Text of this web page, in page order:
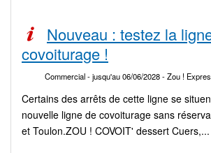
Nouveau : testez la
covoiturage !
Commercial- jusqu'au 06/06/2028- Zou !
Certains des arrêts de cette ligne se
nouvelle ligne de covoiturage sans
et Toulon.ZOU ! COVOIT' dessert Cuers,...